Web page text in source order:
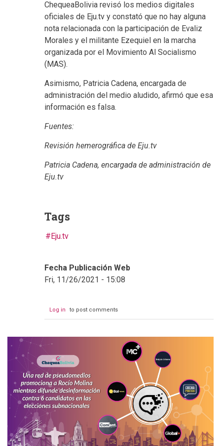
ChequeaBolivia revisó los medios digitales
oficiales de Eju.tv y constató que no hay alguna
nota relacionada con la participación de Evaliz
Morales y el militante Ezequiel en la marcha
organizada por el Movimiento Al Socialismo
(MAS).
Asimismo, Patricia Cadena, encargada de
administración del medio aludido, afirmó que esa
información es falsa.
Fuentes:
Revisión hemerográfica de Eju.tv
Patricia Cadena, encargada de administración de
Eju.tv
Tags
Eju.tv
Fecha Publicación Web
Fri, 11/26/2021 - 15:08
Log in to post comments